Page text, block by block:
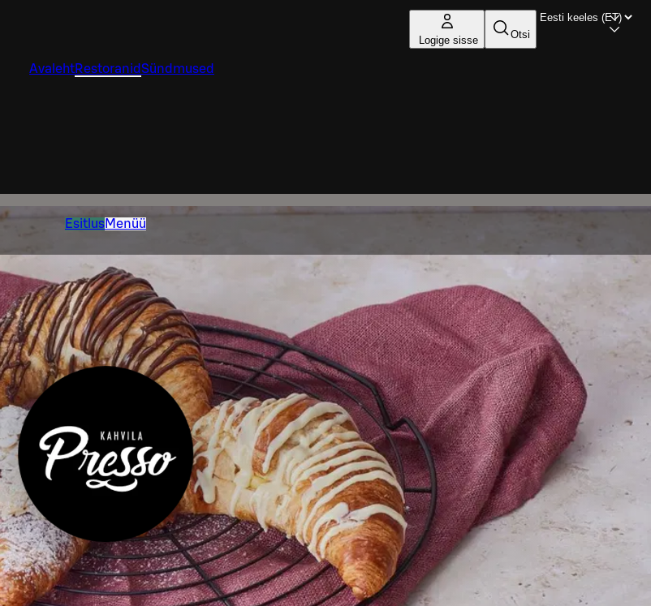
Logige sisse Otsi
AvalehtRestoranidSündmused
EsitlusMenüü